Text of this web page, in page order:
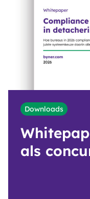
Downloads
als